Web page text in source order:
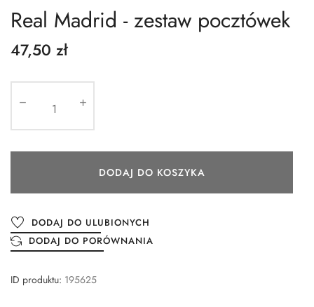
Real Madrid - zestaw pocztówek
47,50 zł
DODAJ DO KOSZYKA
DODAJ DO ULUBIONYCH
DODAJ DO PORÓWNANIA
ID produktu: 195625